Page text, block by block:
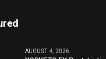
AUGUST 4, 2026